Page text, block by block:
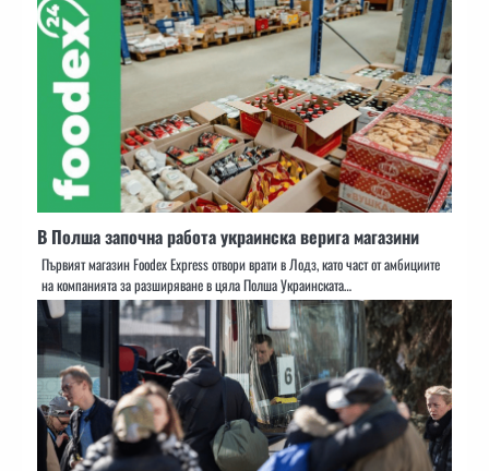
В Полша започна работа украинска верига магазини
Първият магазин Foodex Express отвори врати в Лодз, като част от амбициите
на компанията за разширяване в цяла Полша Украинската…